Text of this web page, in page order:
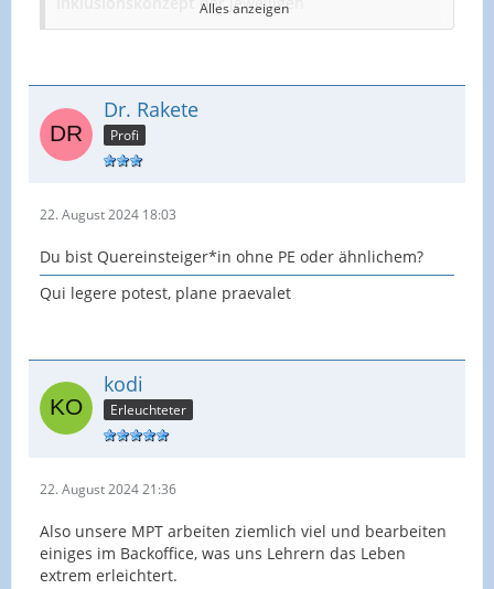
MPT-Kräfte sollen die Schulen beim Gemeinsamen
Lernen unterstützen.
Dabei vermittelst Du Kenntnisse und Fertigkeiten
selbstständig und eigen-
verantwortlich. Zugleich steht die Arbeit unter
dem Vorbehalt der überge-
ordneten Verantwortlichkeit einer Lehrkraft.Das
bedeutet: Als MPT-Kraft
bist Du keine Unterrichtsassistenz, aber auch kein
Alles anzeigen
Dr. Rakete
Profi
22. August 2024 18:03
Du bist Quereinsteiger*in ohne PE oder ähnlichem?
Qui legere potest, plane praevalet
kodi
Erleuchteter
22. August 2024 21:36
Also unsere MPT arbeiten ziemlich viel und bearbeiten
einiges im Backoffice, was uns Lehrern das Leben
extrem erleichtert.